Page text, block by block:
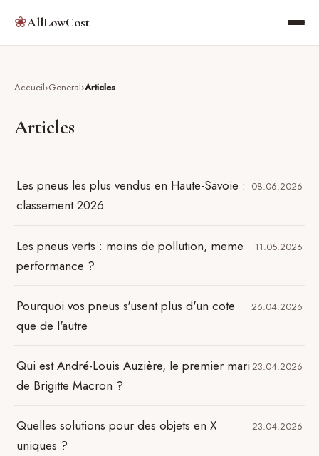
❀AllLowCost
Accueil General Articles
Articles
Les pneus les plus vendus en Haute-Savoie :
classement 2026
08.06.2026
Les pneus verts : moins de pollution, meme
performance ?
11.05.2026
Pourquoi vos pneus s'usent plus d'un cote
que de l'autre
26.04.2026
Qui est André-Louis Auzière, le premier mari
de Brigitte Macron ?
23.04.2026
Quelles solutions pour des objets en X
uniques ?
23.04.2026